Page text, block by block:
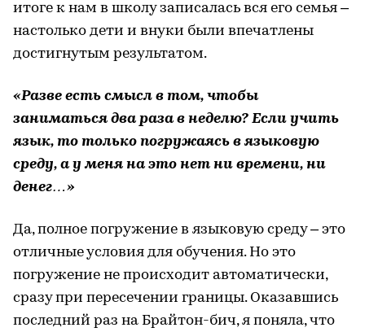
итоге к нам в школу записалась вся его семья –
настолько дети и внуки были впечатлены
достигнутым результатом.
«Разве есть смысл в том, чтобы
заниматься два раза в неделю? Если учить
язык, то только погружаясь в языковую
среду, а у меня на это нет ни времени, ни
денег…»
Да, полное погружение в языковую среду – это
отличные условия для обучения. Но это
погружение не происходит автоматически,
сразу при пересечении границы. Оказавшись
последний раз на Брайтон-бич, я поняла, что